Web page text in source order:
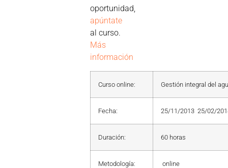
oportunidad,
apúntate
al curso.
Más
información
Curso online: Gestión integral del
Fecha: 25/11/2013  25/02/
Duración: 60 horas
Metodología: online